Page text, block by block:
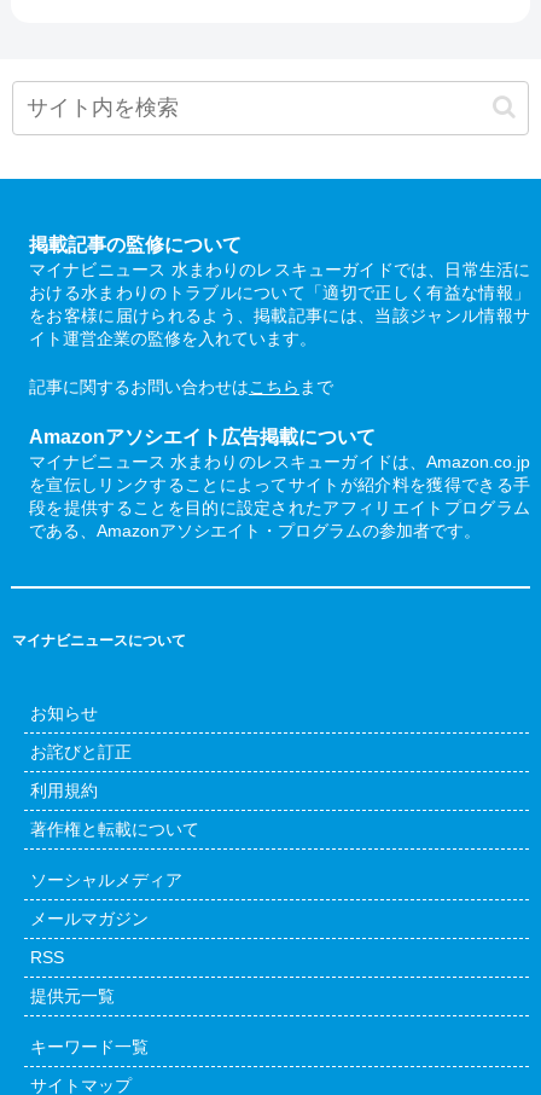
掲載記事の監修について
マイナビニュース 水まわりのレスキューガイドでは、日常生活に
おける水まわりのトラブルについて「適切で正しく有益な情報」
をお客様に届けられるよう、掲載記事には、当該ジャンル情報サ
イト運営企業の監修を入れています。
記事に関するお問い合わせはこちら まで
Amazonアソシエイト広告掲載について
マイナビニュース 水まわりのレスキューガイドは、Amazon.co.jp
を宣伝しリンクすることによってサイトが紹介料を獲得できる手
段を提供することを目的に設定されたアフィリエイトプログラム
である、Amazonアソシエイト・プログラムの参加者です。
マイナビニュースについて
お知らせ
お詫びと訂正
利用規約
著作権と転載について
ソーシャルメディア
メールマガジン
RSS
提供元一覧
キーワード一覧
サイトマップ